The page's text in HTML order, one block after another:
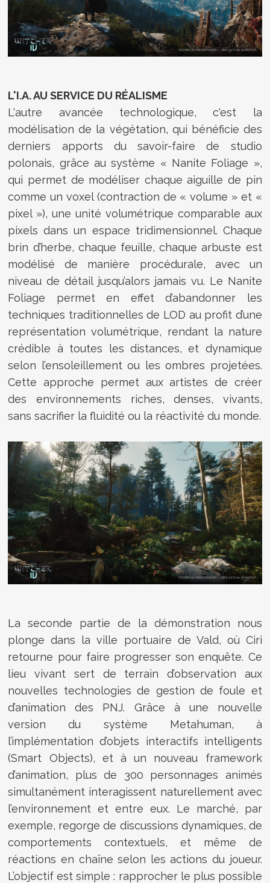
L'I.A. AU SERVICE DU RÉALISME
L'autre avancée technologique, c'est la
modélisation de la végétation, qui bénéficie des
derniers apports du savoir-faire de studio
polonais, grâce ausystème « Nanite Foliage »,
qui permet de modéliser chaque aiguille de pin
comme un voxel (contraction de « volume » et «
pixel »), une unité volumétrique comparable aux
pixels dans un espace tridimensionnel. Chaque
brin d’herbe, chaque feuille, chaque arbuste est
modélisé de manière procédurale, avec un
niveau de détail jusqu’alors jamais vu. Le Nanite
Foliage permet en effet d’abandonner les
techniques traditionnelles de LOD au profit d’une
représentation volumétrique, rendant la nature
crédible à toutes les distances, et dynamique
selon l’ensoleillement ou les ombres projetées.
Cette approche permet aux artistes de créer
des environnements riches, denses, vivants,
sans sacrifier la fluidité ou la réactivité du monde.
La seconde partie de la démonstration nous
plonge dans la ville portuaire de Vald, où Ciri
retourne pour faire progresser son enquête. Ce
lieu vivant sert de terrain d’observation aux
nouvelles technologies de gestion de foule et
d’animation des PNJ. Grâce à une nouvelle
version du système Metahuman, à
l’implémentation d’objets interactifs intelligents
(Smart Objects), et à un nouveau framework
d’animation, plus de 300 personnages animés
simultanément interagissent naturellement avec
l’environnement et entre eux. Le marché, par
exemple, regorge de discussions dynamiques, de
comportements contextuels, et même de
réactions en chaîne selon les actions du joueur.
L’objectif est simple : rapprocher le plus possible